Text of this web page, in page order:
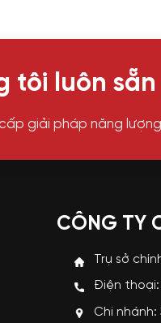
tôi luôn sẵn
giải pháp năng
CÔNG TY
Trụ sở
Điện thoại:
Chi nhánh: